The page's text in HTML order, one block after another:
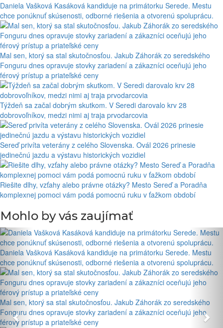
Daniela Vašková Kasáková kandiduje na primátorku Serede. Mestu
chce ponúknuť skúsenosti, odborné riešenia a otvorenú spoluprácu.
Mal sen, ktorý sa stal skutočnosťou. Jakub Záhorák zo seredského
Fonguru dnes opravuje stovky zariadení a zákazníci oceňujú jeho
férový prístup a priateľské ceny
Týždeň sa začal dobrým skutkom. V Seredi darovalo krv 28
dobrovoľníkov, medzi nimi aj traja prvodarcovia
Sereď privíta veterány z celého Slovenska. Ovál 2026 prinesie
jedinečnú jazdu a výstavu historických vozidiel
Riešite dlhy, vzťahy alebo právne otázky? Mesto Sereď a Poradňa
komplexnej pomoci vám podá pomocnú ruku v ťažkom období
Mohlo by vás zaujímať
Daniela Vašková Kasáková kandiduje na primátorku Serede. Mestu
chce ponúknuť skúsenosti, odborné riešenia a otvorenú spoluprácu.
Mal sen, ktorý sa stal skutočnosťou. Jakub Záhorák zo seredského
Fonguru dnes opravuje stovky zariadení a zákazníci oceňujú jeho
férový prístup a priateľské ceny